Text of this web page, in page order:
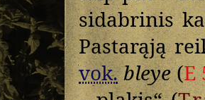
sidabrinis
Pastarąją
vok. bleye(E